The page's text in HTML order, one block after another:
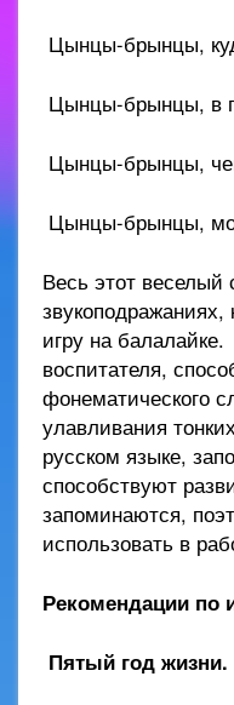
Цынцы-брынцы,
Цынцы-брынцы, в
Цынцы-брынцы,
Цынцы-брынцы,
Весь этот веселый
игру на
воспитателя,
фонематического
улавливания
русском языке,
способствуют
запоминаются,
использовать в
Рекомендации по
Пятый год жизни.